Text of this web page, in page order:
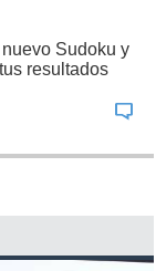
Sudoku y
resultados